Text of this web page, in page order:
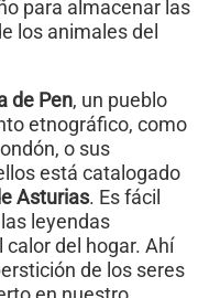
para almacenar las
los animales del
de Pen, un pueblo
etnográfico, como
o sus
está catalogado
Asturias. Es fácil
leyendas
del hogar. Ahí
de los seres